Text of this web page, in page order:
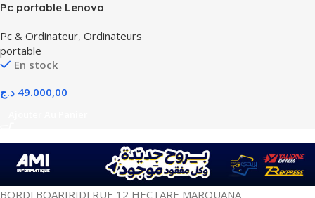
Pc portable Lenovo
Pc & Ordinateur, Ordinateurs
portable
En stock
49.000,00 د.ج
BORDJ BOARIRIDJ RUE 12 HECTARE MAROUANA